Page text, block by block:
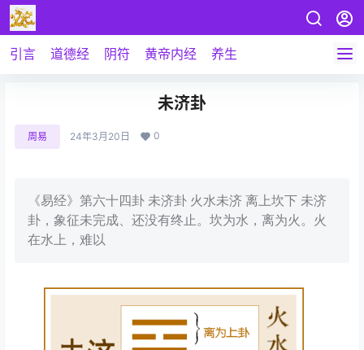
引言 道德经 阴符 黄帝内经 养生
未济卦
周易 24年3月20日 0
《易经》第六十四卦 未济卦 火水未济 离上坎下 未济
卦，象征未完成、还没有终止。坎为水，离为火。火
在水上，难以